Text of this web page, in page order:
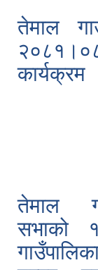
तेमाल
कार्यक्रम
तेमाल
सभाको